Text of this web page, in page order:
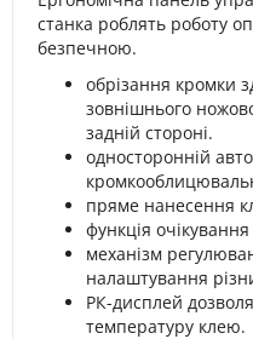
станка роблять роботу
безпечною.
обрізання кромки
зовнішнього
задній стороні.
односторонній
пряме нанесення
функція
механізм
налаштування
РК-дисплей
температуру клею.